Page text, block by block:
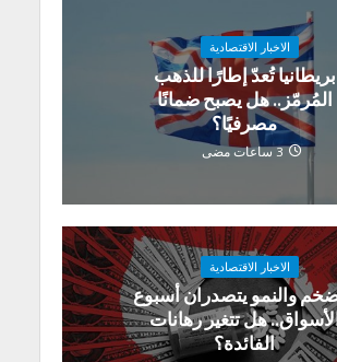
الاخبار الاقتصادية
بريطانيا تُعدّ إطارًا للذهب
المُرمّز.. هل يصبح ضمانًا
مصرفيًا؟
3 ساعات مضى
الاخبار الاقتصادية
والنمو يتصدران أسبوع
هل تتغير رهانات
الفائدة؟